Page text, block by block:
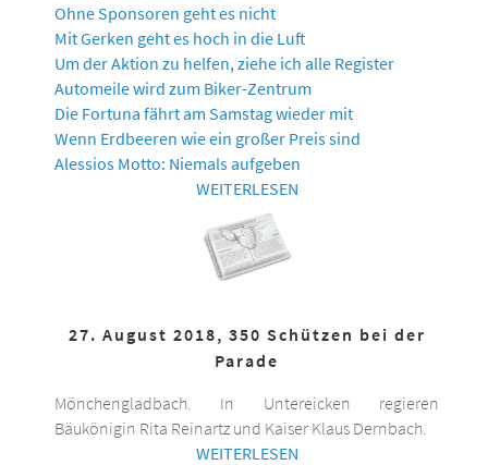
Ohne Sponsoren geht es nicht
Mit Gerken geht es hoch in die Luft
Um der Aktion zu helfen, ziehe ich alle Register
Automeile wird zum Biker-Zentrum
Die Fortuna fährt am Samstag wieder mit
Wenn Erdbeeren wie ein großer Preis sind
Alessios Motto: Niemals aufgeben
WEITERLESEN
27. August 2018, 350 Schützen bei der
Parade
Mönchengladbach. In Untereicken regieren
Bäukönigin Rita Reinartz und Kaiser Klaus Dernbach.
WEITERLESEN